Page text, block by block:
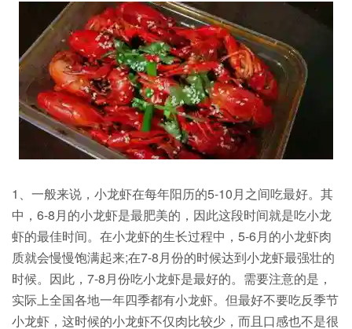
1、一般来说，小龙虾在每年阳历的5-10月之间吃最好。其
中，6-8月的小龙虾是最肥美的，因此这段时间就是吃小龙
虾的最佳时间。在小龙虾的生长过程中，5-6月的小龙虾肉
质就会慢慢饱满起来;在7-8月份的时候达到小龙虾最强壮的
时候。因此，7-8月份吃小龙虾是最好的。需要注意的是，
实际上全国各地一年四季都有小龙虾。但最好不要吃反季节
小龙虾，这时候的小龙虾不仅肉比较少，而且口感也不是很